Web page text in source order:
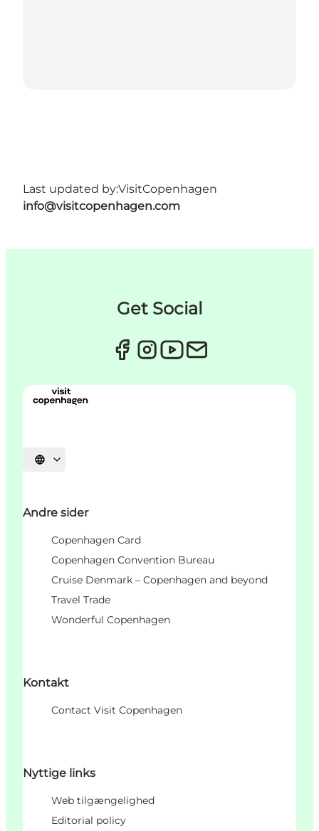
Last updated by:VisitCopenhagen
info@visitcopenhagen.com
Get Social
Select language
Andre sider
Copenhagen Card
Copenhagen Convention Bureau
Cruise Denmark – Copenhagen and beyond
Travel Trade
Wonderful Copenhagen
Kontakt
Contact Visit Copenhagen
Nyttige links
Web tilgængelighed
Editorial policy